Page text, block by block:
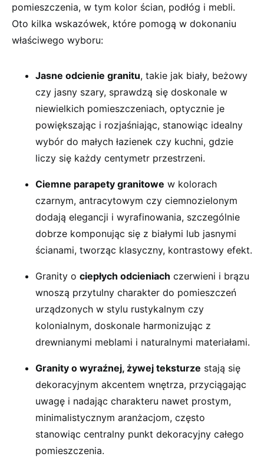
pomieszczenia, w tym kolor ścian, podłóg i mebli.
Oto kilka wskazówek, które pomogą w dokonaniu
właściwego wyboru:
Jasne odcienie granitu, takie jak biały, beżowy
czy jasny szary, sprawdzą się doskonale w
niewielkich pomieszczeniach, optycznie je
powiększając i rozjaśniając, stanowiąc idealny
wybór do małych łazienek czy kuchni, gdzie
liczy się każdy centymetr przestrzeni.
Ciemne parapety granitowe w kolorach
czarnym, antracytowym czy ciemnozielonym
dodają elegancji i wyrafinowania, szczególnie
dobrze komponując się z białymi lub jasnymi
ścianami, tworząc klasyczny, kontrastowy efekt.
Granity o ciepłych odcieniach czerwieni i brązu
wnoszą przytulny charakter do pomieszczeń
urządzonych w stylu rustykalnym czy
kolonialnym, doskonale harmonizując z
drewnianymi meblami i naturalnymi materiałami.
Granity o wyraźnej, żywej teksturze stają się
dekoracyjnym akcentem wnętrza, przyciągając
uwagę i nadając charakteru nawet prostym,
minimalistycznym aranżacjom, często
stanowiąc centralny punkt dekoracyjny całego
pomieszczenia.